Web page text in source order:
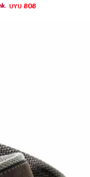
UYU 808